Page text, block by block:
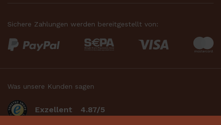
Sichere Zahlungen werden bereitgestellt von:
Was unsere Kunden sagen
Exzellent 4.87/5